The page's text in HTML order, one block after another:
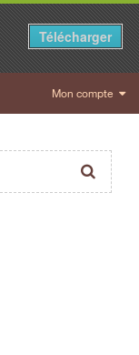
Mon compte
Télécharger